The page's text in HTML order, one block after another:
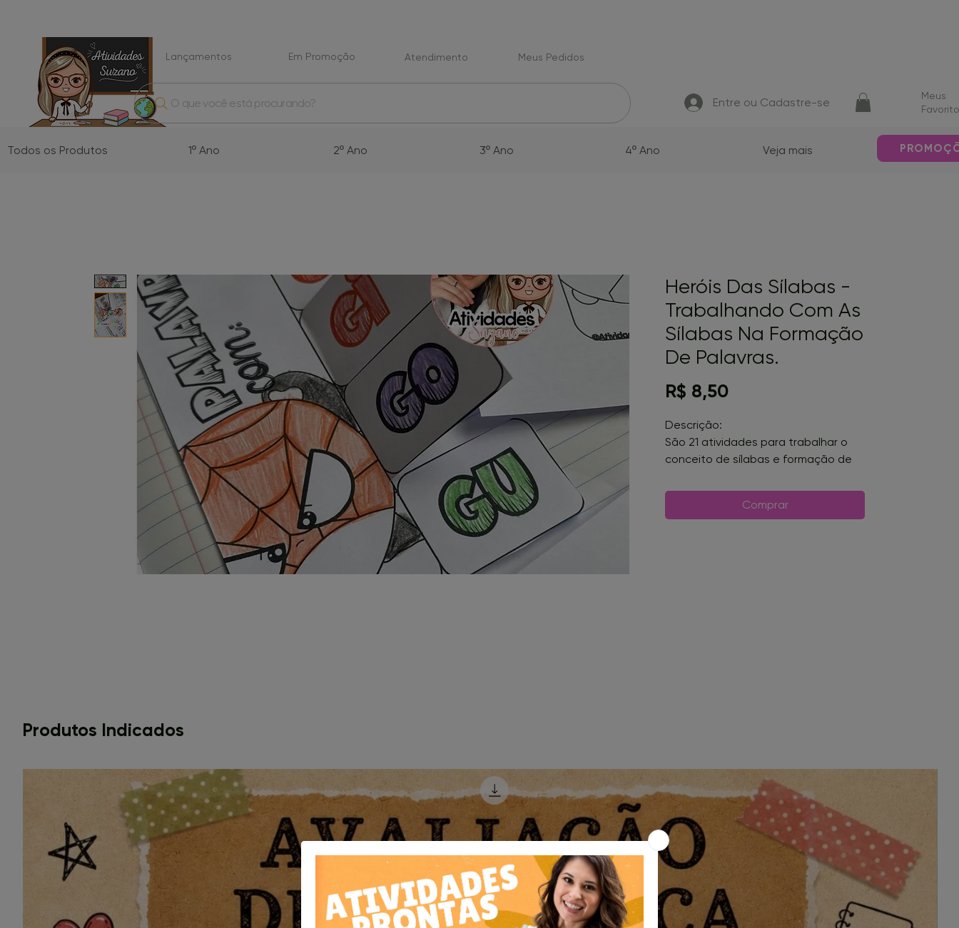
Lançamentos Em Promoção Atendimento Meus Pedidos
O que você está procurando? Entre ou Cadastre-se
Meus
Todos os Produtos 1º Ano 2º Ano 3º Ano 4º Ano Veja mais
Heróis Das Sílabas -
Trabalhando Com As
Sílabas Na Formação
De Palavras.
R$ 8,50Preço
Descrição:
São 21 atividades para trabalhar o
conceito de sílabas e formação de
trabalhar o ditado com as sílabas ou
outra atividade adaptada a
Comprar
Produtos Indicados